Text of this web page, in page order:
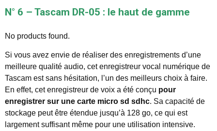
N° 6 – Tascam DR-05 : le haut de gamme
No products found.
Si vous avez envie de réaliser des enregistrements d’une
meilleure qualité audio, cet enregistreur vocal numérique de
Tascam est sans hésitation, l’un des meilleurs choix à faire.
En effet, cet enregistreur de voix a été conçu pour
enregistrer sur une carte micro sd sdhc. Sa capacité de
stockage peut être étendue jusqu’à 128 go, ce qui est
largement suffisant même pour une utilisation intensive.